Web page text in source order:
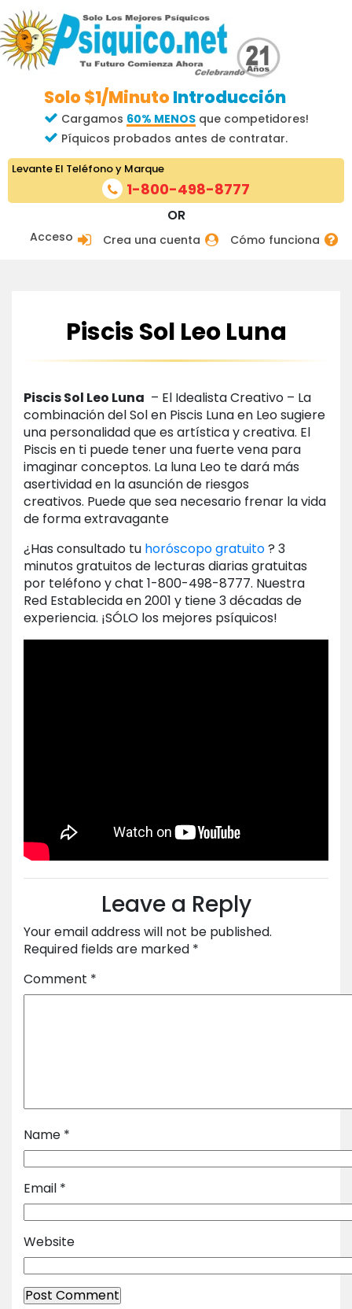
Solo $1/MinutoIntroducción
Cargamos 60% MENOSque competidores!
Píquicos probados antes de contratar.
Acceso Crea una cuenta Cómo funciona
OR
Levante El Teléfono y Marque
1-800-498-8777
Piscis Sol Leo Luna
Piscis Sol Leo Luna – El Idealista Creativo – La
combinación del Sol en Piscis Luna en Leo sugiere
una personalidad que es artística y creativa. El
Piscis en ti puede tener una fuerte vena para
imaginar conceptos. La luna Leo te dará más
asertividad en la asunción de riesgos
creativos. Puede que sea necesario frenar la vida
de forma extravagante
¿Has consultado tu horóscopo gratuito? 3
minutos gratuitos de lecturas diarias gratuitas
por teléfono y chat 1-800-498-8777. Nuestra
Red Establecida en 2001 y tiene 3 décadas de
experiencia. ¡SÓLO los mejores psíquicos!
Leave a Reply
Your email address will not be published.
Required fields are marked *
Comment *
Name *
Email *
Website